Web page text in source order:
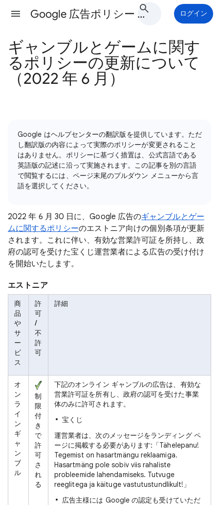
Google 広告ポリシー ヘルプ ログイン
ギャンブルとゲームに関す
るポリシーの更新について
（2022 年 6 月）
Google はヘルプセンターの翻訳版を提供しています。ただ
し翻訳版の内容によって実際のポリシーが変更されること
はありません。ポリシーに基づく措置は、公式言語である
英語版の記述に沿って実施されます。この記事を別の言語
で閲覧するには、ページ末尾のプルダウン メニューから言
語を選択してください。
2022 年 6 月 30 日に、Google 広告のギャンブルとゲー
ムに関するポリシーのエストニア向けの個別条項が更新
されます。これに伴い、有効な営業許可証を所持し、政
府の認可を受けた宝くじ運営業者による広告の受け付け
を開始いたします。
エストニア
商
品
や
サ
ー
ビ
ス
許
可
/
不
許
可
詳細
オ
ン
ラ
イ
ン
ギ
ャ
ン
ブ
ル
制
限
付
き
で
許
可
さ
れ
る
下記のオンライン ギャンブルの広告は、有効な
営業許可証を所有し、政府の認可を受けた事業
体のみに許可されます。
宝くじ
運営業者は、次のメッセージをランディング ペ
ージに掲載する必要があります:「Tähelepanu!
Tegemist on hasartmängu reklaamiga.
Hasartmäng pole sobiv viis rahaliste
probleemide lahendamiseks. Tutvuge
reeglitega ja käituge vastutustundlikult!」
広告主様には Google の認定も受けていただ